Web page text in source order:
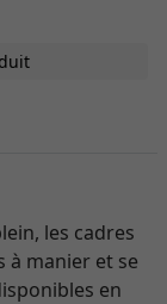
les cadres
à manier et se
en